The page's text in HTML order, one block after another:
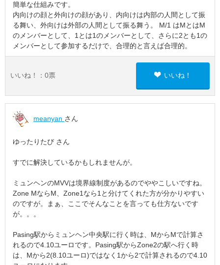
簡単な仕組みです。
内向けの顔と外向けの顔があり、内向けは内部の人間として振
る舞い、外向けは外部の人間として振る舞う。 M/1 はMとはM
のメンバーとして、1とは1のメンバーとして、さらに2とも1の
メンバーとして参加するだけで、合理的と言えば合理的。
いいね！： 0票 いいね！
meanyan さん
ゆったりたび さん
すでに解決しているかもしれませんが。
ミュンヘンのMVVは境界線制度があるのでややこしいですね。
Zone MならM、Zone1なら1と分けてくれた方が分かりやすい
のですが。まぁ、ここでそんなことを言っても仕方ないです
が。。。
Pasing駅からミュンヘン中央駅に行く時は、MからMで計算さ
れるので4.10ユーロです。Pasing駅からZone2の駅へ行く時
は、Mから2(8.10ユーロ)ではなく1から2で計算されるので4.10